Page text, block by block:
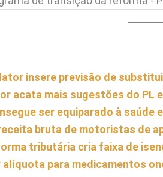
insere previsão de
acata mais sugestões do PL
ser equiparado à saúde
bruta de motoristas de
tributária cria faixa de
alíquota para medicamentos